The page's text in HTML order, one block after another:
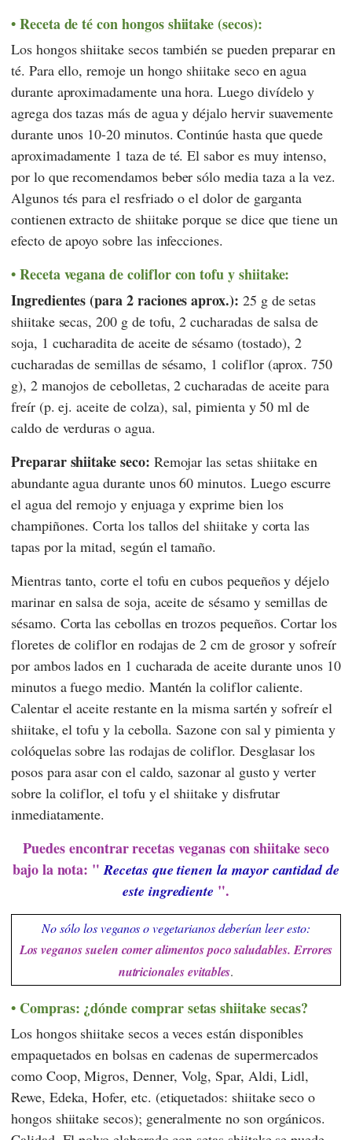
Receta de té con hongos shiitake (secos):
Los hongos shiitake secos también se pueden preparar en
té. Para ello, remoje un hongo shiitake seco en agua
durante aproximadamente una hora. Luego divídelo y
agrega dos tazas más de agua y déjalo hervir suavemente
durante unos 10-20 minutos. Continúe hasta que quede
aproximadamente 1 taza de té. El sabor es muy intenso,
por lo que recomendamos beber sólo media taza a la vez.
Algunos tés para el resfriado o el dolor de garganta
contienen extracto de shiitake porque se dice que tiene un
efecto de apoyo sobre las infecciones.
Receta vegana de coliflor con tofu y shiitake:
Ingredientes (para 2 raciones aprox.): 25 g de setas
shiitake secas, 200 g de tofu, 2 cucharadas de salsa de
soja, 1 cucharadita de aceite de sésamo (tostado), 2
cucharadas de semillas de sésamo, 1 coliflor (aprox. 750
g), 2 manojos de cebolletas, 2 cucharadas de aceite para
freír (p. ej. aceite de colza), sal, pimienta y 50 ml de
caldo de verduras o agua.
Preparar shiitake seco: Remojar las setas shiitake en
abundante agua durante unos 60 minutos. Luego escurre
el agua del remojo y enjuaga y exprime bien los
champiñones. Corta los tallos del shiitake y corta las
tapas por la mitad, según el tamaño.
Mientras tanto, corte el tofu en cubos pequeños y déjelo
marinar en salsa de soja, aceite de sésamo y semillas de
sésamo. Corta las cebollas en trozos pequeños. Cortar los
floretes de coliflor en rodajas de 2 cm de grosor y sofreír
por ambos lados en 1 cucharada de aceite durante unos 10
minutos a fuego medio. Mantén la coliflor caliente.
Calentar el aceite restante en la misma sartén y sofreír el
shiitake, el tofu y la cebolla. Sazone con sal y pimienta y
colóquelas sobre las rodajas de coliflor. Desglasar los
posos para asar con el caldo, sazonar al gusto y verter
sobre la coliflor, el tofu y el shiitake y disfrutar
inmediatamente.
Puedes encontrar recetas veganas con shiitake seco
bajo la nota: "Recetas que tienen la mayor cantidad de
este ingrediente ".
No sólo los veganos o vegetarianos deberían leer esto:
Los veganos suelen comer alimentos poco saludables. Errores
nutricionales evitables.
Compras: ¿dónde comprar setas shiitake secas?
Los hongos shiitake secos a veces están disponibles
empaquetados en bolsas en cadenas de supermercados
como Coop,Migros,Denner, Volg,Spar,Aldi, Lidl,
Rewe, Edeka,Hofer, etc. (etiquetados: shiitake seco o
hongos shiitake secos); generalmente no son orgánicos.